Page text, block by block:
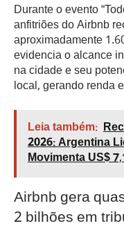
Durante o evento
anfitriões do Airbnb
aproximadamente
evidencia o alcance
na cidade e seu
local, gerando renda
Leia também:
2026: Argentina
Movimenta US$
Airbnb gera
2 bilhões em